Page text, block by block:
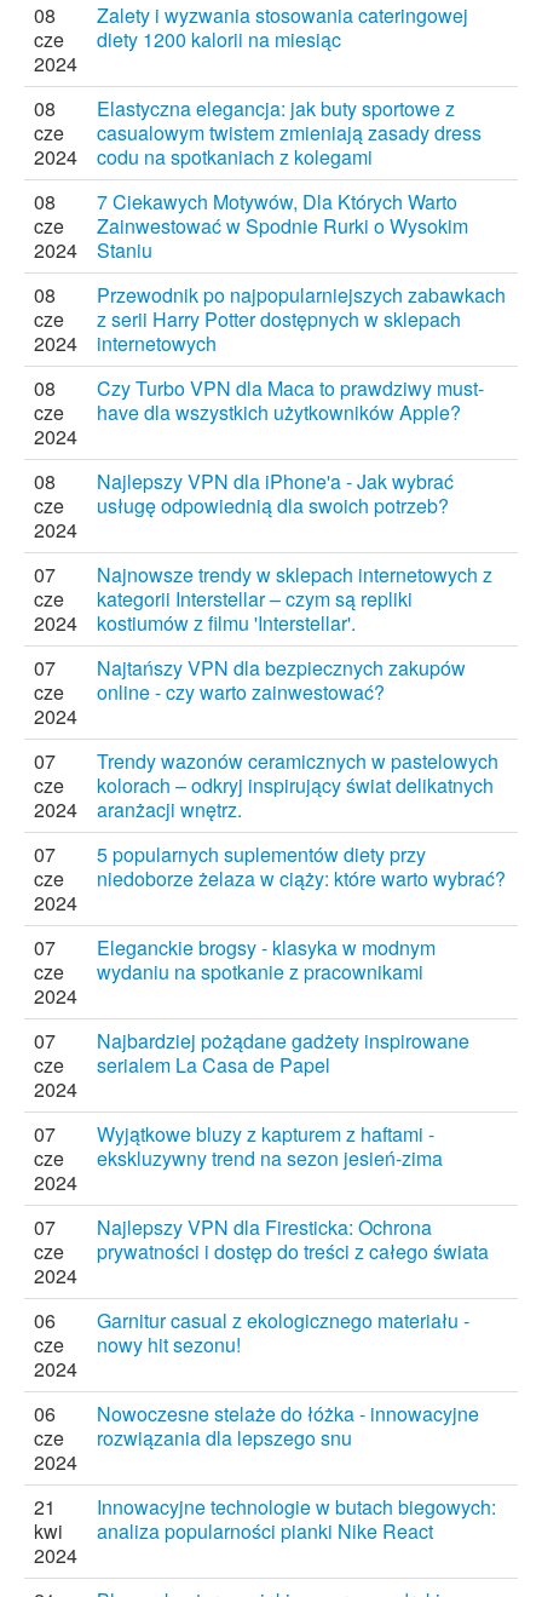
08
cze
2024
Zalety i wyzwania stosowania cateringowej
diety 1200 kalorii na miesiąc
08
cze
2024
Elastyczna elegancja: jak buty sportowe z
casualowym twistem zmieniają zasady dress
codu na spotkaniach z kolegami
08
cze
2024
7 Ciekawych Motywów, Dla Których Warto
Zainwestować w Spodnie Rurki o Wysokim
Staniu
08
cze
2024
Przewodnik po najpopularniejszych zabawkach
z serii Harry Potter dostępnych w sklepach
internetowych
08
cze
2024
Czy Turbo VPN dla Maca to prawdziwy must-
have dla wszystkich użytkowników Apple?
08
cze
2024
Najlepszy VPN dla iPhone'a - Jak wybrać
usługę odpowiednią dla swoich potrzeb?
07
cze
2024
Najnowsze trendy w sklepach internetowych z
kategorii Interstellar – czym są repliki
kostiumów z filmu 'Interstellar'.
07
cze
2024
Najtańszy VPN dla bezpiecznych zakupów
online - czy warto zainwestować?
07
cze
2024
Trendy wazonów ceramicznych w pastelowych
kolorach – odkryj inspirujący świat delikatnych
aranżacji wnętrz.
07
cze
2024
5 popularnych suplementów diety przy
niedoborze żelaza w ciąży: które warto wybrać?
07
cze
2024
Eleganckie brogsy - klasyka w modnym
wydaniu na spotkanie z pracownikami
07
cze
2024
Najbardziej pożądane gadżety inspirowane
serialem La Casa de Papel
07
cze
2024
Wyjątkowe bluzy z kapturem z haftami -
ekskluzywny trend na sezon jesień-zima
07
cze
2024
Najlepszy VPN dla Firesticka: Ochrona
prywatności i dostęp do treści z całego świata
06
cze
2024
Garnitur casual z ekologicznego materiału -
nowy hit sezonu!
06
cze
2024
Nowoczesne stelaże do łóżka - innowacyjne
rozwiązania dla lepszego snu
21
kwi
2024
Innowacyjne technologie w butach biegowych:
analiza popularności pianki Nike React